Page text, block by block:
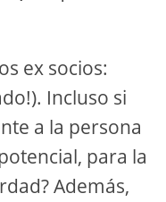
ex socios:
Incluso si
a la persona
para la
Además,